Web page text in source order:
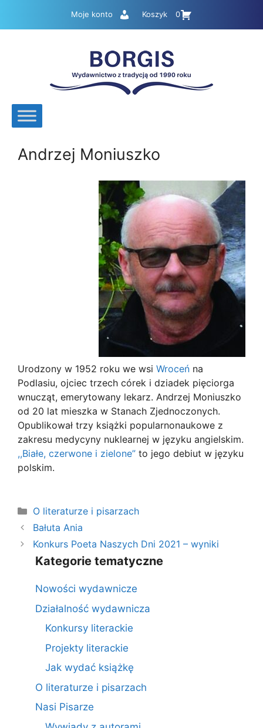
Moje konto Koszyk 0
Andrzej Moniuszko
Urodzony w 1952 roku we wsi Wroceń na
Podlasiu, ojciec trzech córek i dziadek pięciorga
wnucząt, emerytowany lekarz. Andrzej Moniuszko
od 20 lat mieszka w Stanach Zjednoczonych.
Opublikował trzy książki popularnonaukowe z
zakresu medycyny nuklearnej w języku angielskim.
,,Białe, czerwone i zielone” to jego debiut w języku
polskim.
Kategorie
O literaturze i pisarzach
Bałuta Ania
Konkurs Poeta Naszych Dni 2021 – wyniki
Kategorie tematyczne
Nowości wydawnicze
Działalność wydawnicza
Konkursy literackie
Projekty literackie
Jak wydać książkę
O literaturze i pisarzach
Nasi Pisarze